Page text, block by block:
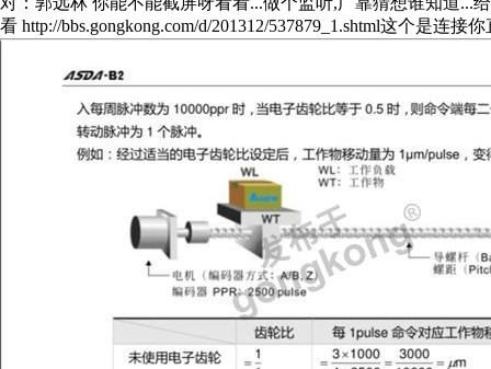
看 http://bbs.gongkong.com/d/201312/537879_1.shtml这个是连